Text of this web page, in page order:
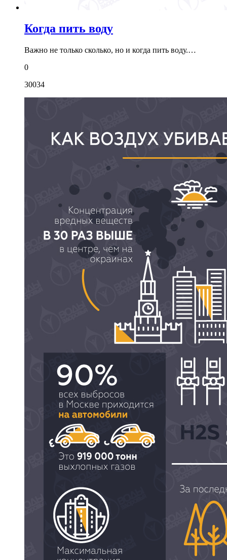
Когда пить воду
Важно не только сколько, но и когда пить воду.…
0
30034